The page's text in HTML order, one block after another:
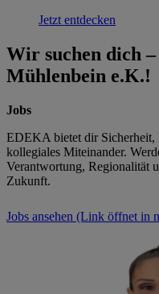
Jetzt entdecken
Wir suchen dich –
Mühlenbein e.K.!
Jobs
EDEKA bietet dir
kollegiales Miteinander.
Verantwortung, Regionalität
Zukunft.
Jobs ansehen (Link öffnet in